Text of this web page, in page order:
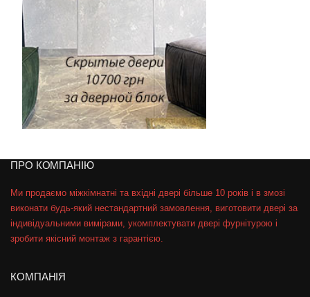
ПРО КОМПАНІЮ
Ми продаємо міжкімнатні та вхідні двері більше 10 років і в змозі
виконати будь-який нестандартний замовлення, виготовити двері за
індивідуальними вимірами, укомплектувати двері фурнітурою і
зробити якісний монтаж з гарантією.
КОМПАНІЯ